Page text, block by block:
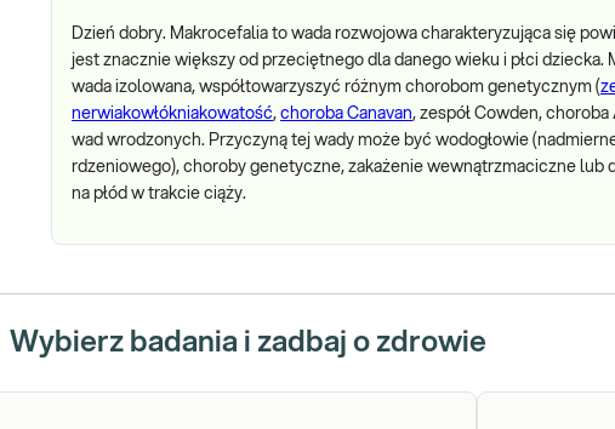
Dzień dobry. Makrocefalia to wada rozwojowa charakteryzująca się
jest znacznie większy od przeciętnego dla danego wieku i płci
wada izolowana, współtowarzyszyć różnym chorobom genetycznym (
nerwiakowłókniakowatość, choroba Canavan, zespół Cowden,
wad wrodzonych. Przyczyną tej wady może być wodogłowie
rdzeniowego), choroby genetyczne, zakażenie wewnątrzmaciczne lub
na płód w trakcie ciąży.
Wybierz badania i zadbaj o zdrowie